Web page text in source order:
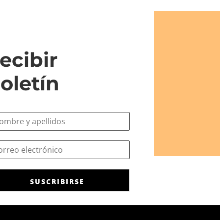
SUSCRIBIRSE